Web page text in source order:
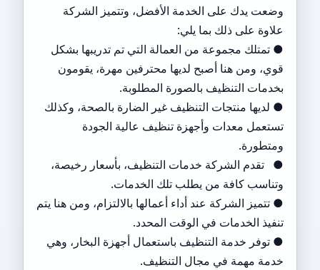
وضعت يدك على الخدمة الأفضل، وتتميز الشركة
علاوة على ذلك بما يلي:
● تمتلك مجموعة من العمالة التي تم تدريبها بشكل
قوي، ومن هنا أصبح لديها محترفين مهرة، يقومون
بخدمات التنظيف بالصورة المطلوبة.
● لديها منتجات التنظيف غير الضارة بالصحة، وكذلك
تستعمل معدات وأجهزة تنظيف عالية الجودة
ومتطورة.
● تقدم الشركة خدمات التنظيف، بأسعار رخيصة،
وتناسب كافة من يطلب تلك الخدمات.
● تتميز الشركة عند أداء أعمالها بالالتزام، ومن هنا يتم
تنفيذ الخدمات في الوقت المحدد.
● توفر خدمة التنظيف باستعمال أجهزة البخار، وهي
خدمة مهمة في مجال التنظيف.